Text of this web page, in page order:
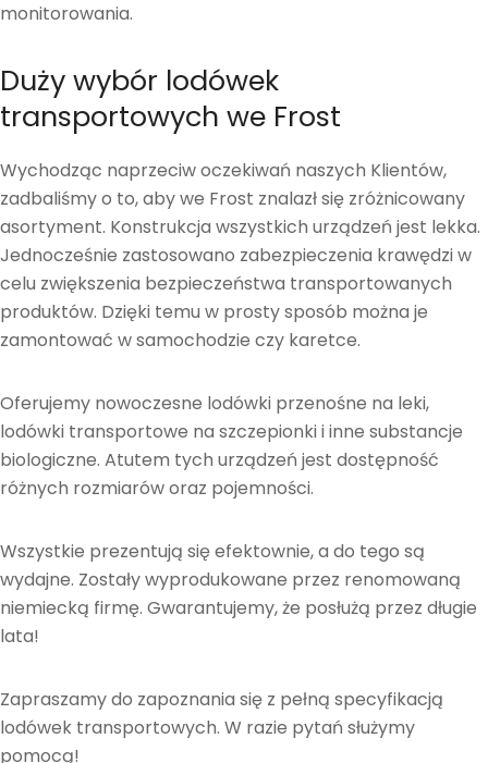
monitorowania.
Duży wybór lodówek
transportowych we Frost
Wychodząc naprzeciw oczekiwań naszych Klientów,
zadbaliśmy o to, aby we Frost znalazł się zróżnicowany
asortyment. Konstrukcja wszystkich urządzeń jest lekka.
Jednocześnie zastosowano zabezpieczenia krawędzi w
celu zwiększenia bezpieczeństwa transportowanych
produktów. Dzięki temu w prosty sposób można je
zamontować w samochodzie czy karetce.
Oferujemy nowoczesne lodówki przenośne na leki,
lodówki transportowe na szczepionki i inne substancje
biologiczne. Atutem tych urządzeń jest dostępność
różnych rozmiarów oraz pojemności.
Wszystkie prezentują się efektownie, a do tego są
wydajne. Zostały wyprodukowane przez renomowaną
niemiecką firmę. Gwarantujemy, że posłużą przez długie
lata!
Zapraszamy do zapoznania się z pełną specyfikacją
lodówek transportowych. W razie pytań służymy
pomocą!